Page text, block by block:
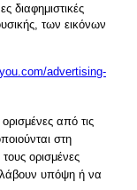
διαφημιστικές
των εικόνων
advertising-
από τις
στη
ορισμένες
λάβουν υπόψη ή να